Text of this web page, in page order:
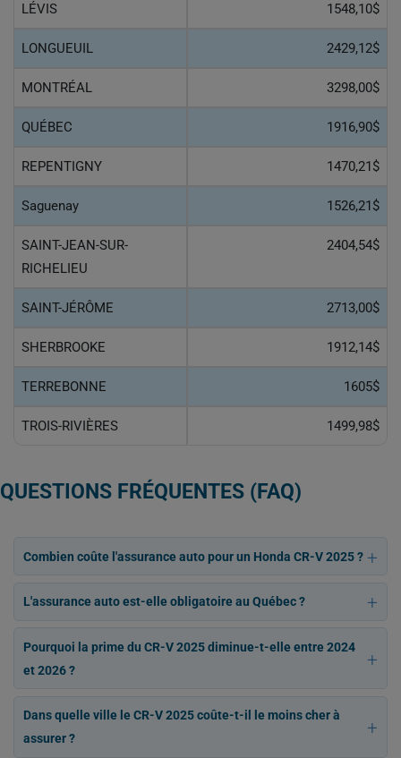
LÉVIS 1548,10$
LONGUEUIL 2429,12$
MONTRÉAL 3298,00$
QUÉBEC 1916,90$
REPENTIGNY 1470,21$
Saguenay 1526,21$
SAINT-JEAN-SUR-
RICHELIEU
2404,54$
SAINT-JÉRÔME 2713,00$
SHERBROOKE 1912,14$
TERREBONNE 1605$
TROIS-RIVIÈRES 1499,98$
QUESTIONS FRÉQUENTES (FAQ)
Combien coûte l'assurance auto pour un Honda CR-V 2025 ?
L'assurance auto est-elle obligatoire au Québec ?
Pourquoi la prime du CR-V 2025 diminue-t-elle entre 2024
et 2026 ?
Dans quelle ville le CR-V 2025 coûte-t-il le moins cher à
assurer ?